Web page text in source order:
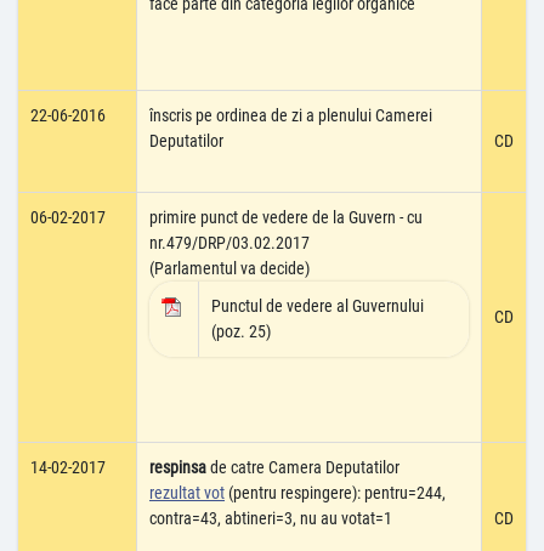
22-06-2016
înscris pe ordinea de zi a plenului Camerei
Deputatilor
CD
06-02-2017
primire punct de vedere de la Guvern - cu
nr.479/DRP/03.02.2017
(Parlamentul va decide)
Punctul de vedere al Guvernului
(poz. 25)
CD
14-02-2017 respinsade catre Camera Deputatilor
rezultat vot (pentru respingere): pentru=244,
contra=43, abtineri=3, nu au votat=1
CD